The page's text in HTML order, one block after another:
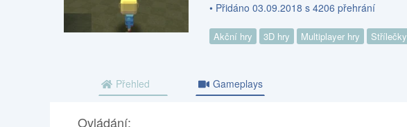
• Přidáno 03.09.2018 s 4206 přehrání
Akční hry 3D hry Multiplayer hry Střílečky
Přehled Gameplays
Ovládání: